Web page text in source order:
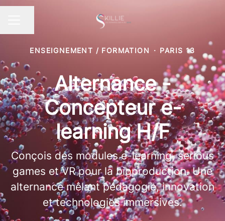
ENSEIGNEMENT / FORMATION · PARIS 13
Alternance -
Concepteur e-
learning H/F
Conçois des modules e-learning, serious
games et VR pour la bioproduction. Une
alternance mêlant pédagogie, innovation
et technologies immersives.